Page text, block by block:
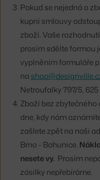
Pokud se nejedná o
kupní smlouvy
zboží. Vaše
prosím sdělte formou
vyplněním formuláře
na
Netroufalky 797/5,
Zboží bez zbytečného
dne, kdy nám
zašlete zpět na naši
Brno - Bohunice.
nesete vy. Prosím
zásilky nepřebíráme.